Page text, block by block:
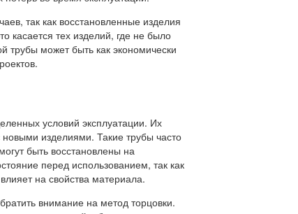
так как восстановленные изделия
касается тех изделий, где не было
трубы может быть как экономически
условий эксплуатации. Их
изделиями. Такие трубы часто
быть восстановлены на
перед использованием, так как
на свойства материала.
внимание на метод торцовки.